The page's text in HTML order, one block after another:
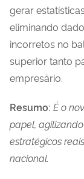
gerar
eliminando
incorretos no
superior tanto
empresário.
Resumo: É o
papel,
estratégicos
nacional.